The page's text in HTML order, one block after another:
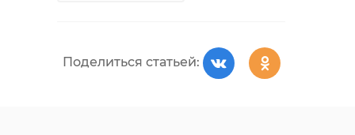
Поделиться статьей: